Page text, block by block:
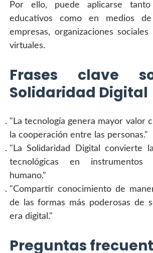
Por ello, puede aplicarse
educativos como en medios de
empresas, organizaciones
virtuales.
Frases clave
Solidaridad Digital
"La tecnología genera mayor valor
la cooperación entre las personas."
"La Solidaridad Digital convierte
tecnológicas en instrumentos
humano."
"Compartir conocimiento de
de las formas más poderosas de
era digital."
Preguntas